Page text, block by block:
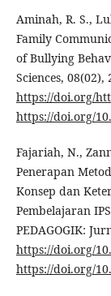
Aminah, R. S.,
Family
of Bullying
Sciences, 08(02),
https://doi.org/
https://doi.org/
Fajariah, N.,
Penerapan
Konsep dan
Pembelajaran
PEDAGOGIK:
https://doi.org/
https://doi.org/